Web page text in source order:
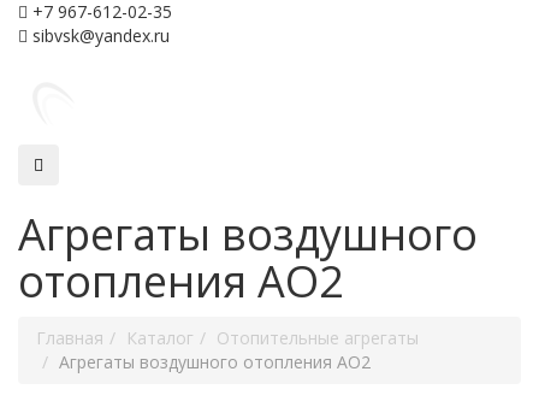
+7 967-612-02-35
sibvsk@yandex.ru
Агрегаты воздушного
отопления АО2
Главная Каталог
Отопительные агрегаты
Агрегаты воздушного отопления АО2